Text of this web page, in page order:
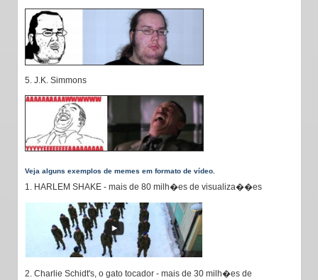
5. J.K. Simmons
Veja alguns exemplos de memes em formato de vídeo.
1. HARLEM SHAKE - mais de 80 milh�es de visualiza��es
2. Charlie Schidt's, o gato tocador - mais de 30 milh�es de